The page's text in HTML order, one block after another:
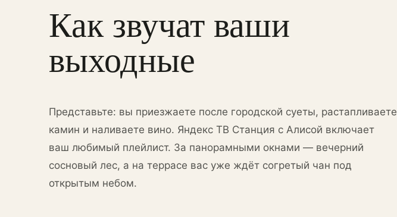
Как звучат ваши
выходные
Представьте: вы приезжаете после городской суеты, растапливаете
камин и наливаете вино. Яндекс ТВ Станция с Алисой включает
ваш любимый плейлист. За панорамными окнами — вечерний
сосновый лес, а на террасе вас уже ждёт согретый чан под
открытым небом.